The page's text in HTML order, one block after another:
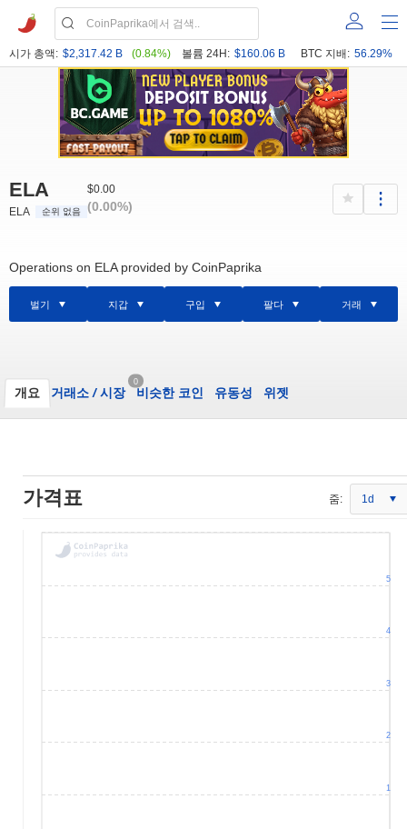
시가 총액: $2,317.42 B (0.84%) 볼륨 24H: $160.06 B BTC 지배: 56.29%
ELA
ELA 순위 없음
$0.00
(0.00%)
Operations on ELA provided by CoinPaprika
벌기 지갑 구입 팔다 거래
개요 거래소 /시장
0
비슷한 코인 유동성 위젯
가격표 줌: 1d
1
2
3
4
5